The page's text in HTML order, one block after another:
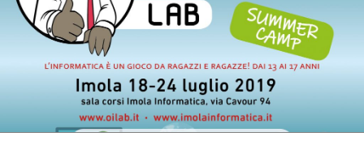
casca nelle mail di
phishing?